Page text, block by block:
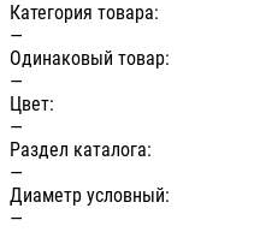
Категория товара:
—
Одинаковый товар:
—
Цвет:
—
Раздел каталога:
—
Диаметр условный:
—